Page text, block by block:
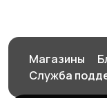
Магазины
Служба